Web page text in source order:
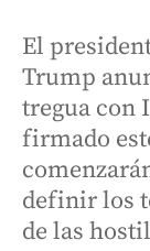
El
Trump
tregua con
firmado
definir los
de las